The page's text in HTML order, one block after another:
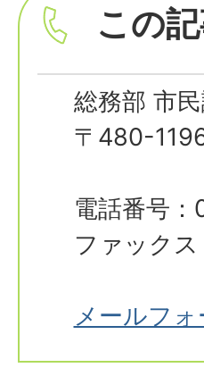
この
総務部 市
〒480-
電話番号
ファック
メールフ